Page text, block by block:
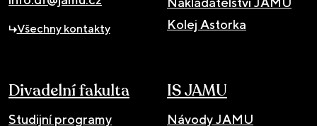
Všechny kontakty
Kolej Astorka
Divadelní fakulta
Studijní programy
IS JAMU
Návody JAMU